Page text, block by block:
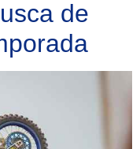
de